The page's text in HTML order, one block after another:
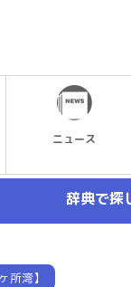
ニュース
辞典で探
所湾】